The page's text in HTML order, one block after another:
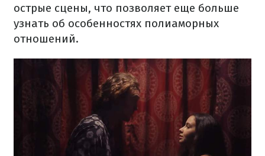
острые сцены, что позволяет еще больше
узнать об особенностях полиаморных
отношений.